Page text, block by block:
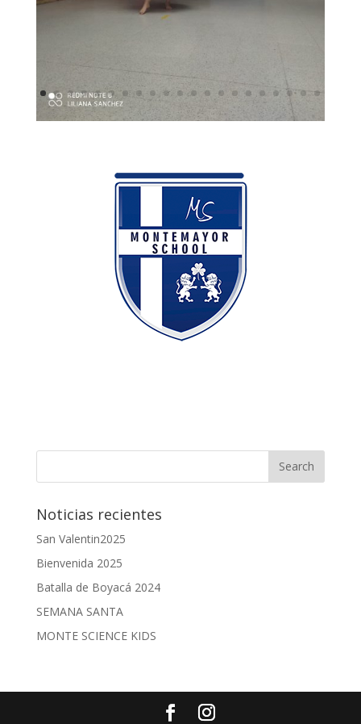
Noticias recientes
San Valentin2025
Bienvenida 2025
Batalla de Boyacá 2024
SEMANA SANTA
MONTE SCIENCE KIDS